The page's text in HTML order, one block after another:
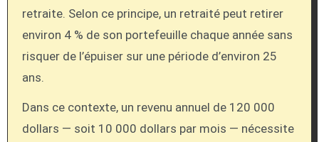
retraite. Selon ce principe, un retraité peut retirer
environ 4 % de son portefeuille chaque année sans
risquer de l’épuiser sur une période d’environ 25
ans.
Dans ce contexte, un revenu annuel de 120 000
dollars — soit 10 000 dollars par mois — nécessite